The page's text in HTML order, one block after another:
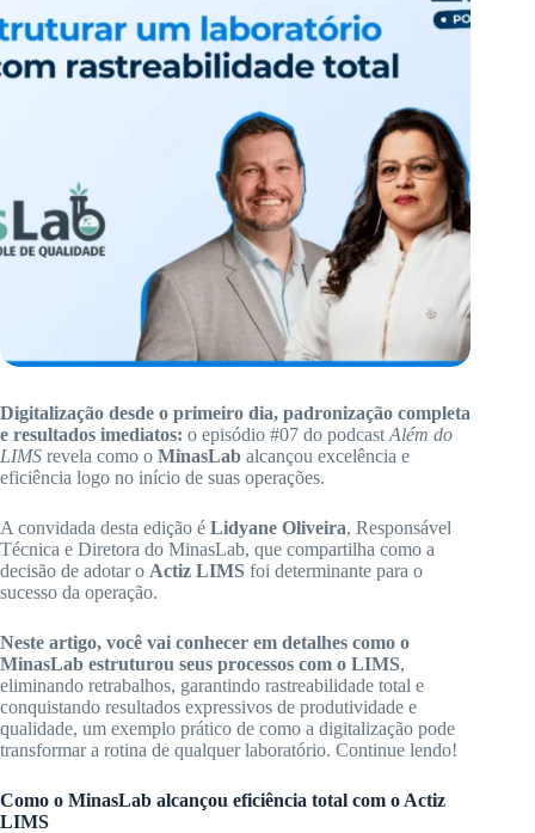
Digitalização desde o primeiro dia, padronização completa
e resultados imediatos: o episódio #07 do podcast Além do
LIMS revela como o MinasLab alcançou excelência e
eficiência logo no início de suas operações.
A convidada desta edição é Lidyane Oliveira, Responsável
Técnica e Diretora do MinasLab, que compartilha como a
decisão de adotar o Actiz LIMS foi determinante para o
sucesso da operação.
Neste artigo, você vai conhecer em detalhes como o
MinasLab estruturou seus processos com o LIMS,
eliminando retrabalhos, garantindo rastreabilidade total e
conquistando resultados expressivos de produtividade e
qualidade, um exemplo prático de como a digitalização pode
transformar a rotina de qualquer laboratório. Continue lendo!
Como o MinasLab alcançou eficiência total com o Actiz
LIMS